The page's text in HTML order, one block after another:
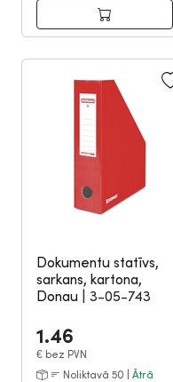
Dokumentu statīvs,
sarkans, kartona,
Donau
3-05-743
1.46
€ bez PVN
Noliktavā 50 | Ātrā